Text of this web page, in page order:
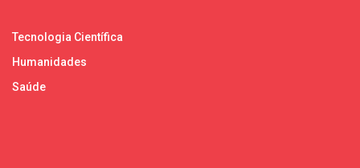
Tecnologia Científica
Humanidades
Saúde